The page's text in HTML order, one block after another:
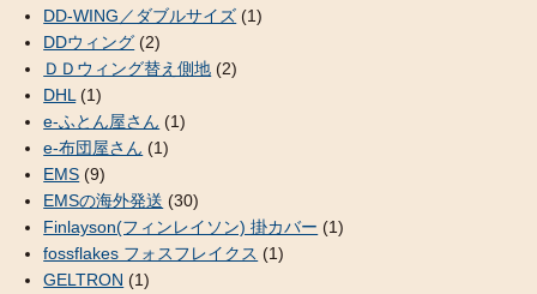
DD-WING／ダブルサイズ (1)
DDウィング (2)
ＤＤウィング替え側地 (2)
DHL (1)
e-ふとん屋さん (1)
e-布団屋さん (1)
EMS (9)
EMSの海外発送 (30)
Finlayson(フィンレイソン) 掛カバー (1)
fossflakes フォスフレイクス (1)
GELTRON (1)